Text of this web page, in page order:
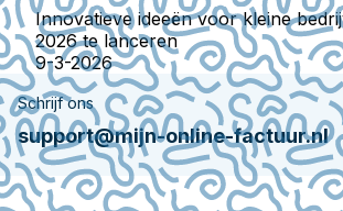
Innovatieve ideeën voor kleine
2026 te lanceren
9-3-2026
Schrijf ons
support@mijn-online-factuur.nl